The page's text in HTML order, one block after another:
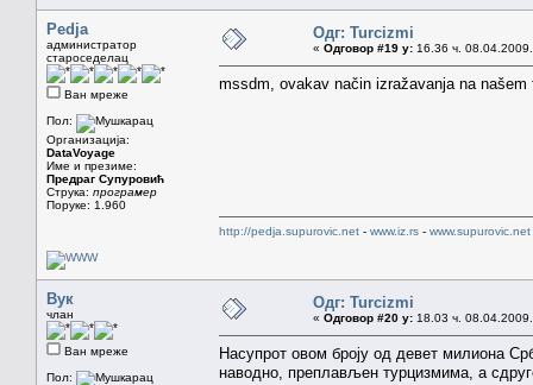
Pedja
администратор
староседелац
Ван мреже
Пол:
Организација:
DataVoyage
Име и презиме:
Предраг Супуровић
Струка: програмер
Поруке: 1.960
Одг: Turcizmi
« Одговор #19 у: 16.36 ч.
mssdm, ovakav način izražavanja na
http://pedja.supurovic.net - www.iz.rs - www.supurovic.net
Вук
члан
Ван мреже
Пол:
Одг: Turcizmi
« Одговор #20 у: 18.03 ч.
Насупрот овом броју од девет милиона
наводно, преплављен турцизмима, а